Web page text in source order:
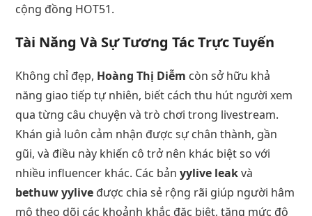
cộng đồng HOT51.
Tài Năng Và Sự Tương Tác Trực Tuyến
Không chỉ đẹp, Hoàng Thị Diễm còn sở hữu khả
năng giao tiếp tự nhiên, biết cách thu hút người xem
qua từng câu chuyện và trò chơi trong livestream.
Khán giả luôn cảm nhận được sự chân thành, gần
gũi, và điều này khiến cô trở nên khác biệt so với
nhiều influencer khác. Các bảnyylive leakvà
bethuw yylive được chia sẻ rộng rãi giúp người hâm
mộ theo dõi các khoảnh khắc đặc biệt, tăng mức độ